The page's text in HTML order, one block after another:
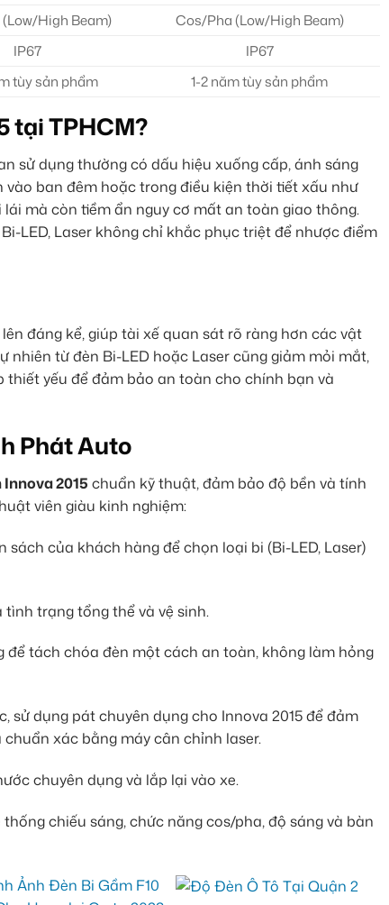
High Beam)
Cos/Pha (Low/High Beam)
IP67
IP67
tùy sản phẩm 1-2 năm tùy sản phẩm
tại TPHCM?
sử dụng thường có dấu hiệu xuống cấp, ánh sáng
ban đêm hoặc trong điều kiện thời tiết xấu như
mà còn tiềm ẩn nguy cơ mất an toàn giao thông.
LED, Laser không chỉ khắc phục triệt để nhược điểm
đáng kể, giúp tài xế quan sát rõ ràng hơn các vật
từ đèn Bi-LED hoặc Laser cũng giảm mỏi mắt,
yếu để đảm bảo an toàn cho chính bạn và
Phát Auto
Innova 2015 chuẩn kỹ thuật, đảm bảo độ bền và tính
viên giàu kinh nghiệm:
của khách hàng để chọn loại bi (Bi-LED, Laser)
trạng tổng thể và vệ sinh.
để tách chóa đèn một cách an toàn, không làm hỏng
sử dụng pát chuyên dụng cho Innova 2015 để đảm
xác bằng máy cân chỉnh laser.
chuyên dụng và lắp lại vào xe.
chiếu sáng, chức năng cos/pha, độ sáng và bàn